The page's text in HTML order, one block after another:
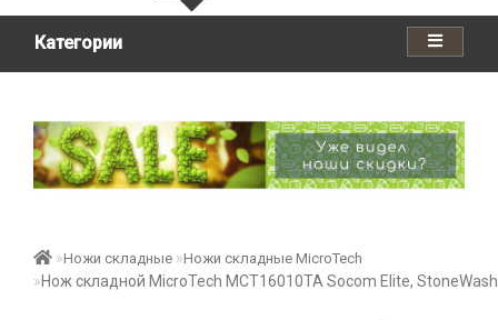
Категории
Ножи складные Ножи складные MicroTech
Нож складной MicroTech MCT16010TA Socom Elite,